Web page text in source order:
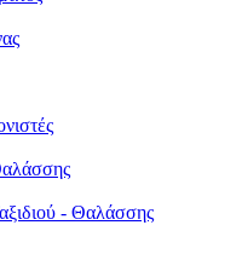
- Θαλάσσης